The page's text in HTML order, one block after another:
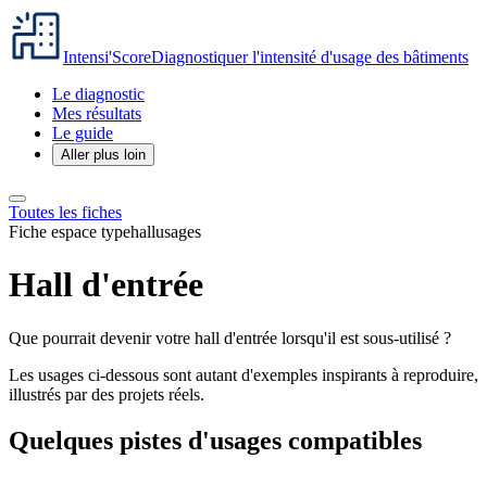
Intensi'ScoreDiagnostiquer l'intensité d'usage des bâtiments
Le diagnostic
Mes résultats
Le guide
Aller plus loin
Toutes les fiches
Fiche espace typehallusages
Hall d'entrée
Que pourrait devenir votre hall d'entrée lorsqu'il est sous-utilisé ?
Les usages ci-dessous sont autant d'exemples inspirants à reproduire,
illustrés par des projets réels.
Quelques pistes d'usages compatibles